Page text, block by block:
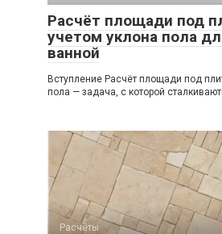
Расчёт площади под
учетом уклона пола
ванной
Вступление Расчёт площади под
пола — задача, с которой
Расчёты